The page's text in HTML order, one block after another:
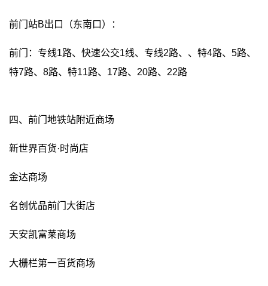
前门站B出口（东南口）：
前门：专线1路、快速公交1线、专线2路、、特4路、5路、
特7路、8路、特11路、17路、20路、22路
四、前门地铁站附近商场
新世界百货·时尚店
金达商场
名创优品前门大街店
天安凯富莱商场
大栅栏第一百货商场